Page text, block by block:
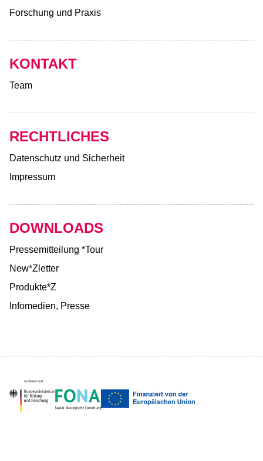
Forschung und Praxis
KONTAKT
Team
RECHTLICHES
Datenschutz und Sicherheit
Impressum
DOWNLOADS
Pressemitteilung *Tour
New*Zletter
Produkte*Z
Infomedien, Presse